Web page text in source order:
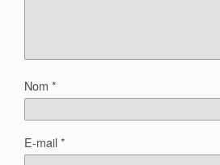
Nom *
E-mail*